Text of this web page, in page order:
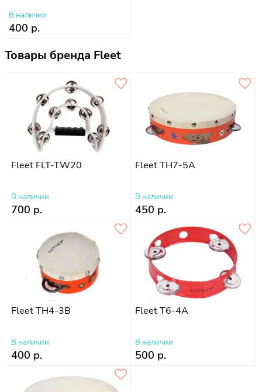
В наличии
400 р.
Товары бренда Fleet
Fleet FLT-TW20
В наличии
700 р.
Fleet TH7-5A
В наличии
450 р.
Fleet TH4-3B
В наличии
400 р.
Fleet T6-4A
В наличии
500 р.